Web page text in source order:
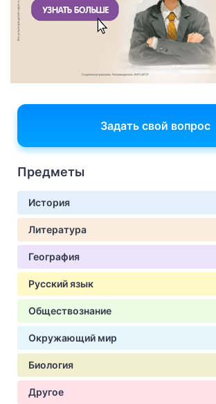
Задать свой вопрос
Предметы
История
Литература
География
Русский язык
Обществознание
Окружающий мир
Биология
Другое